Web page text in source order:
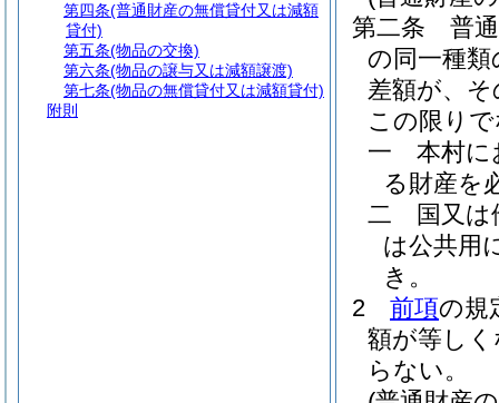
第二条
普
の同一種
差額が、
この限り
一
本村に
る財産を
二
国又
は公共用
き。
2
前項の規
額が等し
らない。
第四条(普通財産の無償貸付又は減額
貸付)
第五条(物品の交換)
第六条(物品の譲与又は減額譲渡)
第七条(物品の無償貸付又は減額貸付)
附則